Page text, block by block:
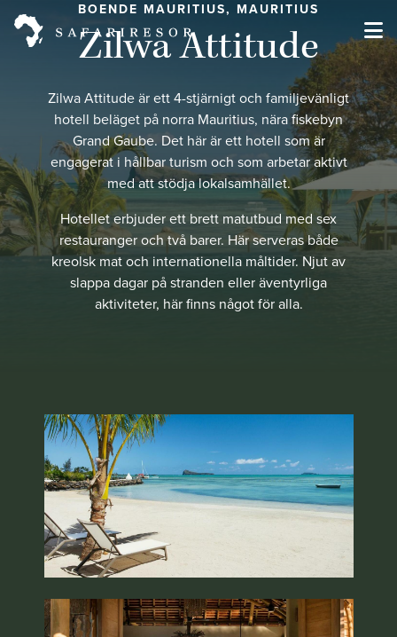
BOENDE MAURITIUS, MAURITIUS
Zilwa Attitude
Zilwa Attitude är ett 4-stjärnigt och familjevänligt
hotell beläget på norra Mauritius, nära fiskebyn
Grand Gaube. Det här är ett hotell som är
engagerat i hållbar turism och som arbetar aktivt
med att stödja lokalsamhället.
Hotellet erbjuder ett brett matutbud med sex
restauranger och två barer. Här serveras både
kreolsk mat och internationella måltider. Njut av
slappa dagar på stranden eller äventyrliga
aktiviteter, här finns något för alla.